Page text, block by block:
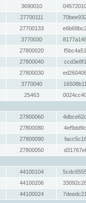
3690010
27700111
27700133
3770030
27800020
27800040
27800030
3770040
25463
27800060
27800080
27800090
27800050
44100104
44100206
44100024